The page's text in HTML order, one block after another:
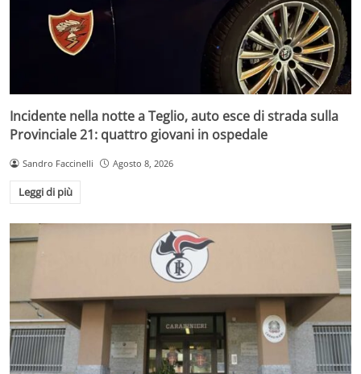
Incidente nella notte a Teglio, auto esce di strada sulla
Provinciale 21: quattro giovani in ospedale
Sandro Faccinelli Agosto 8, 2026
Leggi di più